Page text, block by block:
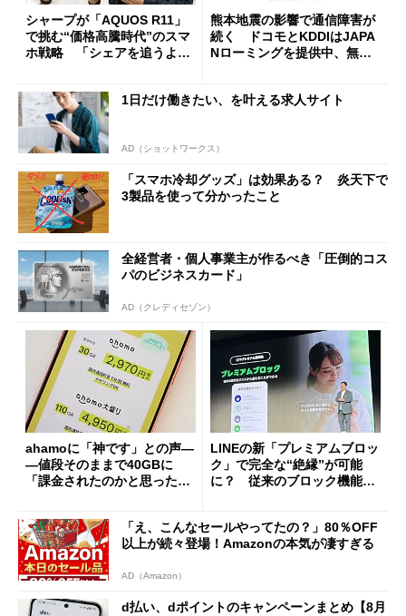
シャープが「AQUOS R11」
で挑む“価格高騰時代”のスマ
ホ戦略 「シェアを追うより
熊本地震の影響で通信障害が
続く ドコモとKDDIはJAPA
Nローミングを提供中、無料
1日だけ働きたい、を叶える求人サイト
AD（ショットワークス）
「スマホ冷却グッズ」は効果ある？ 炎天下で
3製品を使って分かったこと
全経営者・個人事業主が作るべき「圧倒的コス
パのビジネスカード」
AD（クレディセゾン）
ahamoに「神です」との声―
―値段そのままで40GBに
「課金されたのかと思った」
LINEの新「プレミアムブロッ
ク」で完全な“絶縁”が可能
に？ 従来のブロック機能と
「え、こんなセールやってたの？」80％OFF
以上が続々登場！Amazonの本気が凄すぎる
AD（Amazon）
d払い、dポイントのキャンペーンまとめ【8月